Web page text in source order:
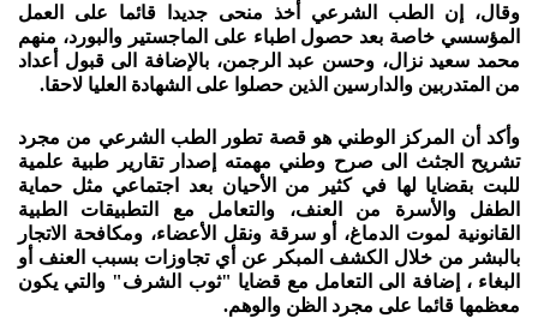
وقال، إن الطب الشرعي أخذ منحى جديدا قائما على العمل
المؤسسي خاصة بعد حصول اطباء على الماجستير والبورد، منهم
محمد سعيد نزال، وحسن عبد الرجمن، بالإضافة الى قبول أعداد
من المتدربين والدارسين الذين حصلوا على الشهادة العليا لاحقا.
وأكد أن المركز الوطني هو قصة تطور الطب الشرعي من مجرد
تشريح الجثث الى صرح وطني مهمته إصدار تقارير طبية علمية
للبت بقضايا لها في كثير من الأحيان بعد اجتماعي مثل حماية
الطفل والأسرة من العنف، والتعامل مع التطبيقات الطبية
القانونية لموت الدماغ، أو سرقة ونقل الأعضاء، ومكافحة الاتجار
بالبشر من خلال الكشف المبكر عن أي تجاوزات بسبب العنف أو
البغاء ، إضافة الى التعامل مع قضايا "ثوب الشرف" والتي يكون
معظمها قائما على مجرد الظن والوهم.